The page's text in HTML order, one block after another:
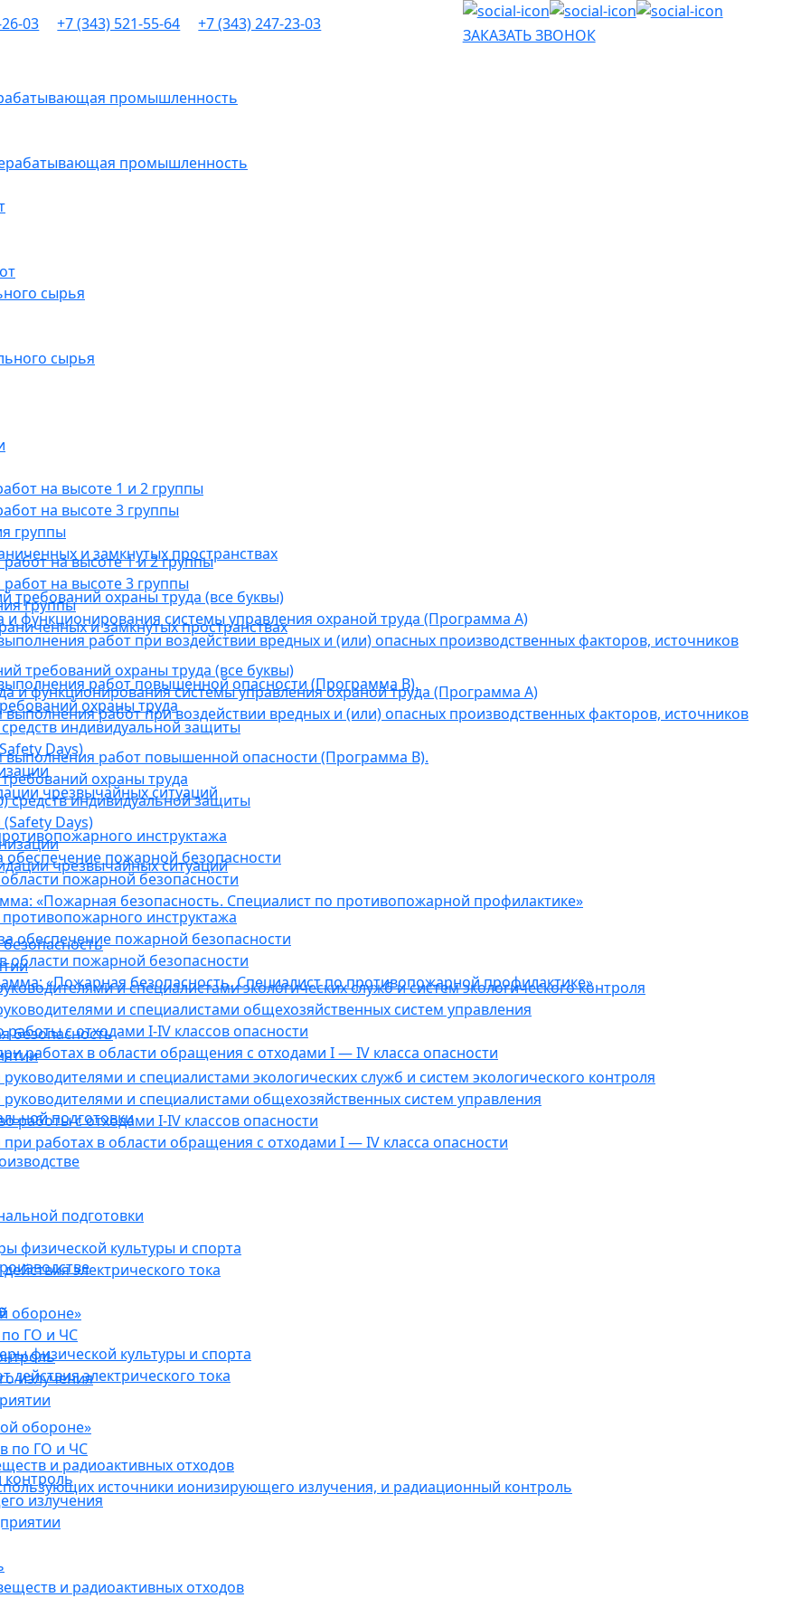
промышленность
сырья
на высоте 1 и 2 группы
на высоте 3 группы
группы
и замкнутых пространствах
требований охраны труда (все буквы)
функционирования системы управления охраной труда (Программа А)
работ при воздействии вредных и (или) опасных производственных факторов, источников
работ повышенной опасности (Программа В).
охраны труда
индивидуальной защиты
Days)
чрезвычайных ситуаций
инструктажа
пожарной безопасности
пожарной безопасности
«Пожарная безопасность. Специалист по противопожарной профилактике»
и специалистами экологических служб и систем экологического контроля
и специалистами общехозяйственных систем управления
с отходами I-IV классов опасности
работах в области обращения с отходами I — IV класса опасности
подготовки
физической культуры и спорта
электрического тока
обороне»
ГО и ЧС
излучения
и радиоактивных отходов
источники ионизирующего излучения, и радиационный контроль
03 +7 (343) 521-55-64 +7 (343) 247-23-03
ЗАКАЗАТЬ ЗВОНОК
промышленность
сырья
на высоте 1 и 2 группы
на высоте 3 группы
группы
и замкнутых пространствах
требований охраны труда (все буквы)
и функционирования системы управления охраной труда (Программа А)
работ при воздействии вредных и (или) опасных производственных факторов, источников
работ повышенной опасности (Программа В).
охраны труда
индивидуальной защиты
Days)
чрезвычайных ситуаций
инструктажа
обеспечение пожарной безопасности
пожарной безопасности
«Пожарная безопасность. Специалист по противопожарной профилактике»
безопасность
и специалистами экологических служб и систем экологического контроля
и специалистами общехозяйственных систем управления
работы с отходами I-IV классов опасности
работах в области обращения с отходами I — IV класса опасности
подготовки
физической культуры и спорта
электрического тока
обороне»
по ГО и ЧС
контроль
излучения
и радиоактивных отходов